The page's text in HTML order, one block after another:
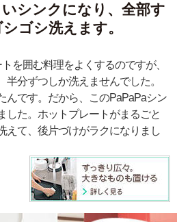
いシンクになり、全部す
ゴシ洗えます。
を囲む料理をよくするのですが、
半分ずつしか洗えませんでした。
んです。だから、このPaPaPaシン
した。ホットプレートがまるごと
えて、後片づけがラクになりまし